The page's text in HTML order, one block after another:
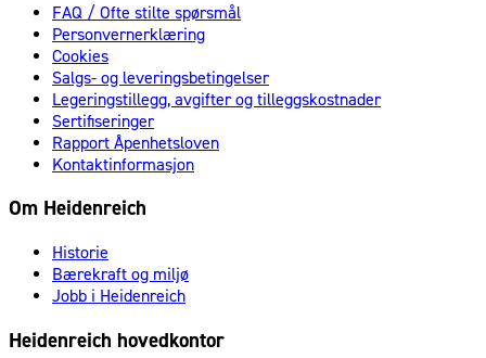
FAQ / Ofte stilte spørsmål
Personvernerklæring
Cookies
Salgs- og leveringsbetingelser
Legeringstillegg, avgifter og tilleggskostnader
Sertifiseringer
Rapport Åpenhetsloven
Kontaktinformasjon
Om Heidenreich
Historie
Bærekraft og miljø
Jobb i Heidenreich
Heidenreich hovedkontor